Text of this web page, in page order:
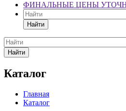
ФИНАЛЬНЫЕ ЦЕНЫ
Найти
Найти
Каталог
Главная
Каталог